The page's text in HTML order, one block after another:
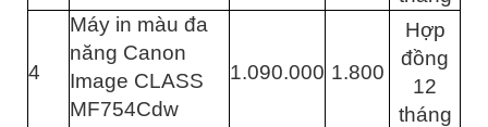
4
Máy in màu đa
năng Canon
Image CLASS
MF754Cdw
1.090.000 1.800
Hợp
đồng
12
tháng